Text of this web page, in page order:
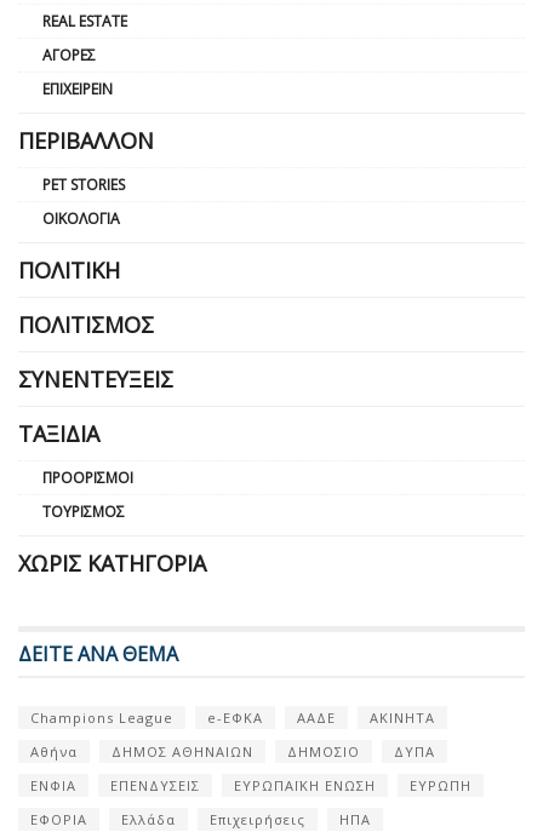
REAL ESTATE
ΑΓΟΡΈΣ
ΕΠΙΧΕΙΡΕΊΝ
ΠΕΡΙΒΆΛΛΟΝ
PET STORIES
ΟΙΚΟΛΟΓΊΑ
ΠΟΛΙΤΙΚΉ
ΠΟΛΙΤΙΣΜΌΣ
ΣΥΝΕΝΤΕΎΞΕΙΣ
ΤΑΞΊΔΙΑ
ΠΡΟΟΡΙΣΜΟΊ
ΤΟΥΡΙΣΜΌΣ
ΧΩΡΊΣ ΚΑΤΗΓΟΡΊΑ
ΔΕΙΤΕ ΑΝΑ ΘΕΜΑ
Champions League e-ΕΦΚΑ ΑΑΔΕ
ΑΚΙΝΗΤΑ
Αθήνα
ΔΗΜΟΣ ΑΘΗΝΑΙΩΝ ΔΗΜΟΣΙΟ
ΔΥΠΑ
ΕΝΦΙΑ
ΕΠΕΝΔΥΣΕΙΣ ΕΥΡΩΠΑΪΚΗ ΕΝΩΣΗ
ΕΥΡΩΠΗ
ΕΦΟΡΙΑ
Ελλάδα Επιχειρήσεις
ΗΠΑ